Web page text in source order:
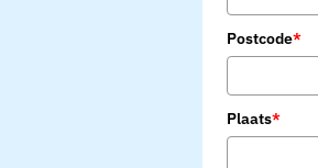
Postcode*
Plaats*